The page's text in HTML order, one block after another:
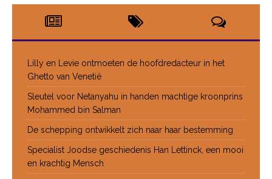
Lilly en Levie ontmoeten de hoofdredacteur in het
Ghetto van Venetië
Sleutel voor Netanyahu in handen machtige kroonprins
Mohammed bin Salman
De schepping ontwikkelt zich naar haar bestemming
Specialist Joodse geschiedenis Han Lettinck, een mooi
en krachtig Mensch